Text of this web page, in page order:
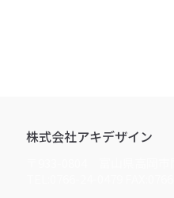
株式会社アキデザイン